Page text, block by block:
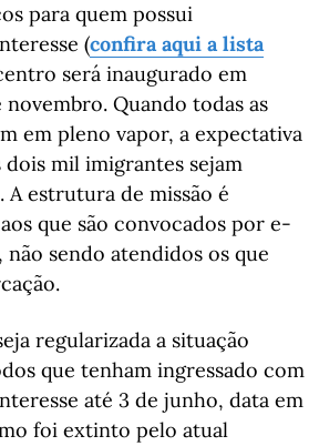
para quem possui
(confira aqui a lista
será inaugurado em
novembro. Quando todas as
em pleno vapor, a expectativa
mil imigrantes sejam
estrutura de missão é
que são convocados por e-
sendo atendidos os que
regularizada a situação
que tenham ingressado com
até 3 de junho, data em
foi extinto pelo atual